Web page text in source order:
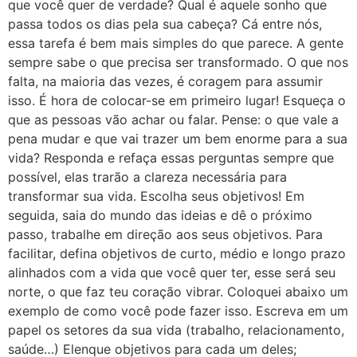
que você quer de verdade? Qual é aquele sonho que
passa todos os dias pela sua cabeça? Cá entre nós,
essa tarefa é bem mais simples do que parece. A gente
sempre sabe o que precisa ser transformado. O que nos
falta, na maioria das vezes, é coragem para assumir
isso. É hora de colocar-se em primeiro lugar! Esqueça o
que as pessoas vão achar ou falar. Pense: o que vale a
pena mudar e que vai trazer um bem enorme para a sua
vida? Responda e refaça essas perguntas sempre que
possível, elas trarão a clareza necessária para
transformar sua vida. Escolha seus objetivos! Em
seguida, saia do mundo das ideias e dê o próximo
passo, trabalhe em direção aos seus objetivos. Para
facilitar, defina objetivos de curto, médio e longo prazo
alinhados com a vida que você quer ter, esse será seu
norte, o que faz teu coração vibrar. Coloquei abaixo um
exemplo de como você pode fazer isso. Escreva em um
papel os setores da sua vida (trabalho, relacionamento,
saúde…) Elenque objetivos para cada um deles;